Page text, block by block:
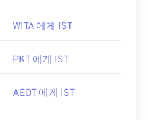
WITA 에게 IST
PKT 에게 IST
AEDT 에게 IST